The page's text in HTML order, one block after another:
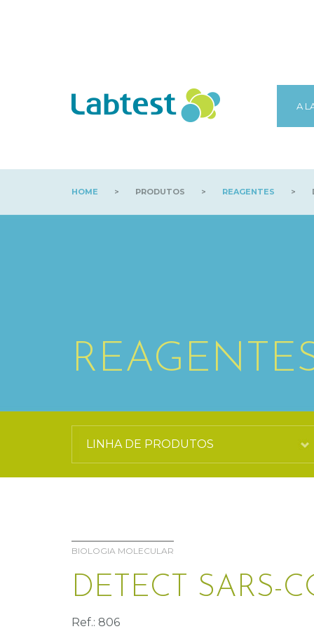
A
HOME > PRODUTOS > REAGENTES >
BIOLOGIA MOLECULAR
DETECT SARS-
Ref.: 806